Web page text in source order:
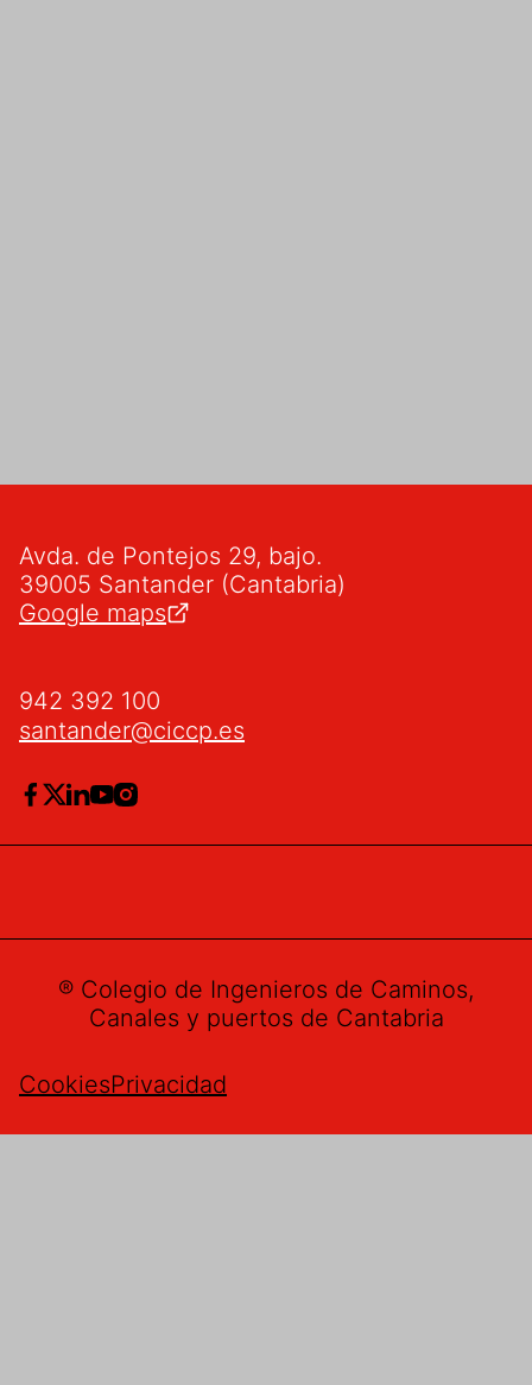
Avda. de Pontejos 29, bajo.
39005 Santander (Cantabria)
Google maps
942 392 100
santander@ciccp.es
® Colegio de Ingenieros de Caminos,
Canales y puertos de Cantabria
CookiesPrivacidad